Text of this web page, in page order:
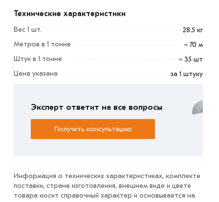
рыхлых почв.
Применение:
Хозяйственные постройки (сараи, бытовки).
Каркасные дома и бытовые модульные конструкции
(если свайное поле спроектировано с учетом
133х4х2000 мм из категорииВинтовая свая
действительны в Москве и области. Наши
Технические характеристики
Вес 1 шт.
28.5 кг
Метров в 1 тонне
≈ 70 м
Штук в 1 тонне
≈ 35 шт
Цена указана
за 1 штуку
Эксперт ответит на все вопросы
Получить консультацию
Информация о технических характеристиках, комплекте
поставки, стране изготовления, внешнем виде и цвете
товара носит справочный характер и основывается на